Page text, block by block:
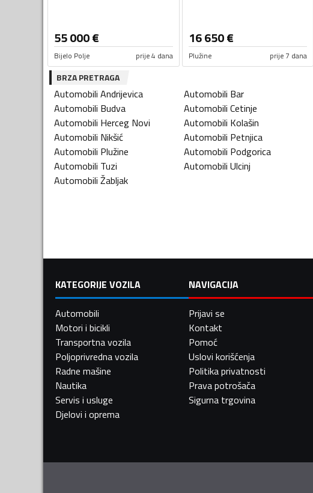
55 000€
Bijelo Polje prije 4 dana
16 650€
Plužine prije 7 dana
BRZA PRETRAGA
Automobili Andrijevica Automobili Bar
Automobili Budva Automobili Cetinje
Automobili Herceg Novi Automobili Kolašin
Automobili Nikšić Automobili Petnjica
Automobili Plužine Automobili Podgorica
Automobili Tuzi Automobili Ulcinj
Automobili Žabljak
KATEGORIJE VOZILA
Automobili
Motori i bicikli
Transportna vozila
Poljoprivredna vozila
Radne mašine
Nautika
Servis i usluge
Djelovi i oprema
NAVIGACIJA
Prijavi se
Kontakt
Pomoć
Uslovi korišćenja
Politika privatnosti
Prava potrošača
Sigurna trgovina